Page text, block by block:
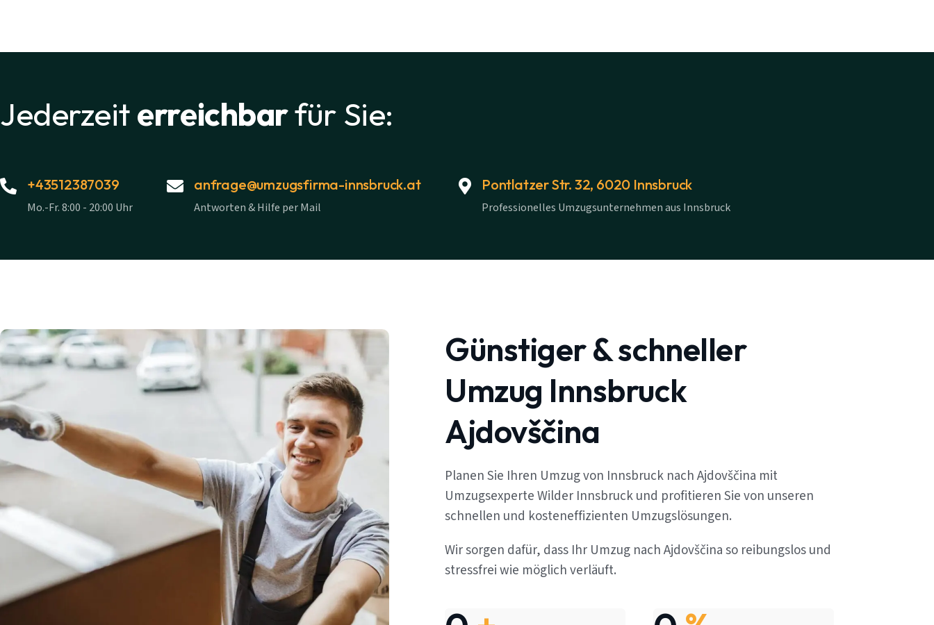
Jederzeiterreichbarfür Sie:
+43512387039
Mo.-Fr. 8:00 - 20:00 Uhr
anfrage@umzugsfirma-innsbruck.at
Antworten & Hilfe per Mail
Pontlatzer Str. 32, 6020 Innsbruck
Professionelles Umzugsunternehmen aus Innsbruck
Günstiger & schneller
Umzug Innsbruck
Ajdovščina
Planen Sie Ihren Umzug von Innsbruck nach Ajdovščina mit
Umzugsexperte Wilder Innsbruck und profitieren Sie von unseren
schnellen und kosteneffizienten Umzugslösungen.
Wir sorgen dafür, dass Ihr Umzug nach Ajdovščina so reibungslos und
stressfrei wie möglich verläuft.